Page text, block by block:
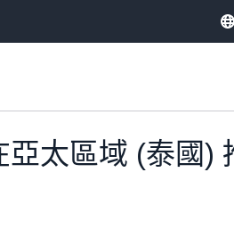
太區域 (泰國)